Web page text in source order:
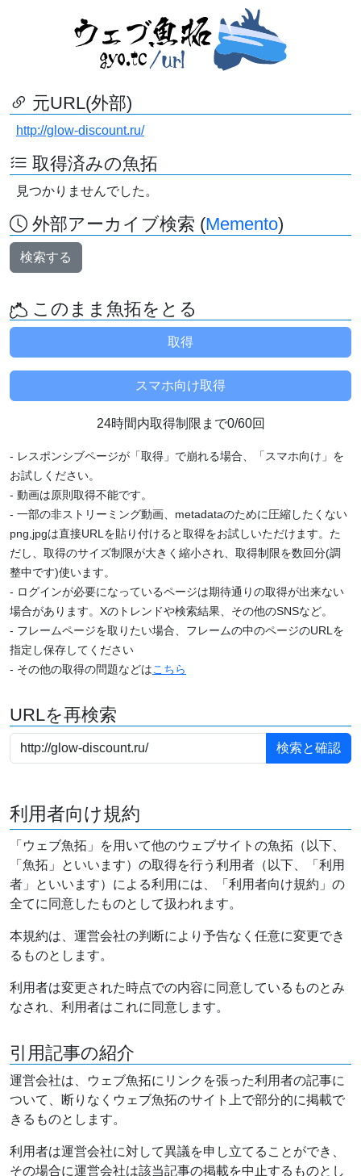
元URL(外部)
http://glow-discount.ru/
取得済みの魚拓
見つかりませんでした。
外部アーカイブ検索 (Memento)
検索する
このまま魚拓をとる
24時間内取得制限まで0/60回
- レスポンシブページが「取得」で崩れる場合、「スマホ向け」を
お試しください。
- 動画は原則取得不能です。
- 一部の非ストリーミング動画、metadataのために圧縮したくない
png,jpgは直接URLを貼り付けると取得をお試しいただけます。た
だし、取得のサイズ制限が大きく縮小され、取得制限を数回分(調
整中です)使います。
- ログインが必要になっているページは期待通りの取得が出来ない
場合があります。Xのトレンドや検索結果、その他のSNSなど。
- フレームページを取りたい場合、フレームの中のページのURLを
指定し保存してください
- その他の取得の問題などはこちら
URLを再検索
利用者向け規約
「ウェブ魚拓」を用いて他のウェブサイトの魚拓（以下、
「魚拓」といいます）の取得を行う利用者（以下、「利用
者」といいます）による利用には、「利用者向け規約」の
全てに同意したものとして扱われます。
本規約は、運営会社の判断により予告なく任意に変更でき
るものとします。
利用者は変更された時点での内容に同意しているものとみ
なされ、利用者はこれに同意します。
引用記事の紹介
運営会社は、ウェブ魚拓にリンクを張った利用者の記事に
ついて、断りなくウェブ魚拓のサイト上で部分的に掲載で
きるものとします。
利用者は運営会社に対して異議を申し立てることができ、
その場合に運営会社は該当記事の掲載を中止するものとし